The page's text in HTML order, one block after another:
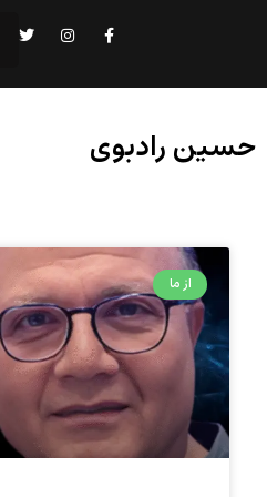
حسین رادبوی
از ما